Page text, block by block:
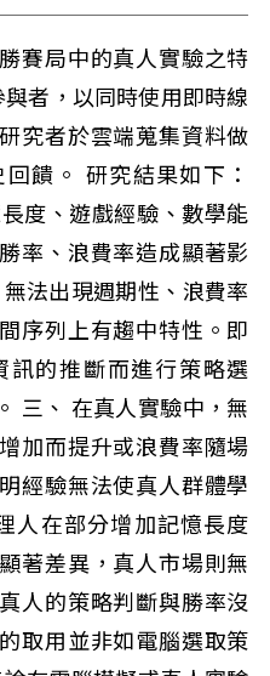
賽局中的真人實驗之特
者，以同時使用即時線
究者於雲端蒐集資料做
饋。 研究結果如下：
度、遊戲經驗、數學能
率、浪費率造成顯著影
法出現週期性、浪費率
序列上有趨中特性。即
訊的推斷而進行策略選
三、 在真人實驗中，無
加而提升或浪費率隨場
經驗無法使真人群體學
人在部分增加記憶長度
著差異，真人市場則無
人的策略判斷與勝率沒
取用並非如電腦選取策